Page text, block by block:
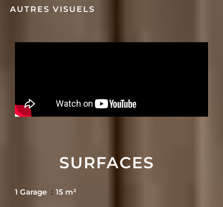
AUTRES VISUELS
SURFACES
1 Garage 15 m²